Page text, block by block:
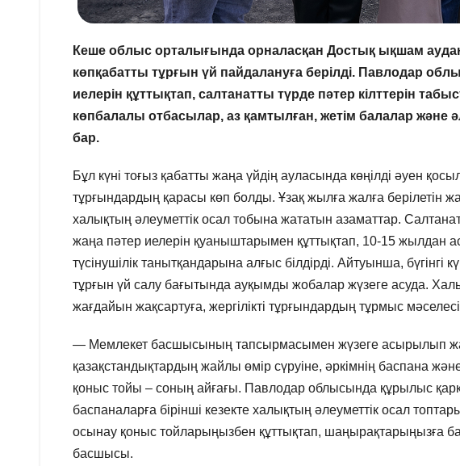
Кеше облыс орталығында орналасқан Достық ықшам
көпқабатты тұрғын үй пайдалануға берілді. Павлодар
иелерін құттықтап, салтанатты түрде пәтер кілттерін
көпбалалы отбасылар, аз қамтылған, жетім балалар және
бар.
Бұл күні тоғыз қабатты жаңа үйдің ауласында көңілді әуен
тұрғындардың қарасы көп болды. Ұзақ жылға жалға берілетін
халықтың әлеуметтік осал тобына жататын азаматтар.
жаңа пәтер иелерін қуаныштарымен құттықтап, 10-15 жылдан
түсінушілік танытқандарына алғыс білдірді. Айтуынша,
тұрғын үй салу бағытында ауқымды жобалар жүзеге асуда.
жағдайын жақсартуға, жергілікті тұрғындардың тұрмыс
— Мемлекет басшысының тапсырмасымен жүзеге асырылып
қазақстандықтардың жайлы өмір сүруіне, әркімнің баспана
қоныс тойы – соның айғағы. Павлодар облысында құрылыс
баспаналарға бірінші кезекте халықтың әлеуметтік осал
осынау қоныс тойларыңызбен құттықтап, шаңырақтарыңызға
басшысы.